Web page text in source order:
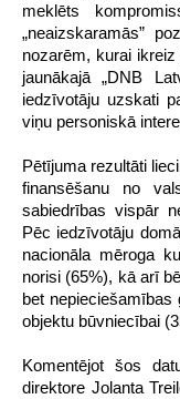
meklēts
„neaizskaramās”
nozarēm, kurai
jaunākajā „DNB
iedzīvotāju uzskati
viņu personiskā
Pētījuma rezultāti
finansēšanu no
sabiedrības vispār
Pēc iedzīvotāju
nacionāla mēroga
norisi (65%), kā arī
bet nepieciešamības
objektu būvniecībai
Komentējot šos
direktore Jolanta